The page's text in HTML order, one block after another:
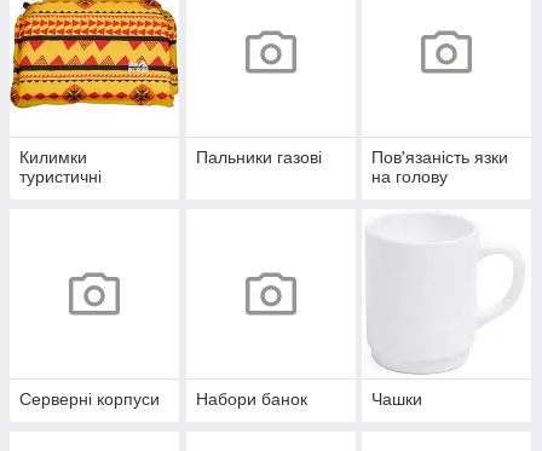
Килимки
туристичні
Пальники газові
Пов'язаність язки
на голову
Серверні корпуси Набори банок Чашки